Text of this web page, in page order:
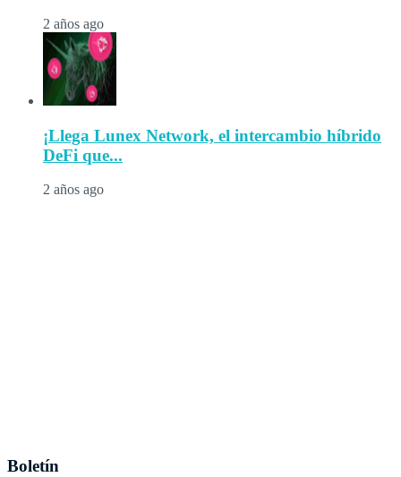
2 años ago
¡Llega Lunex Network, el intercambio híbrido
DeFi que...
2 años ago
Boletín